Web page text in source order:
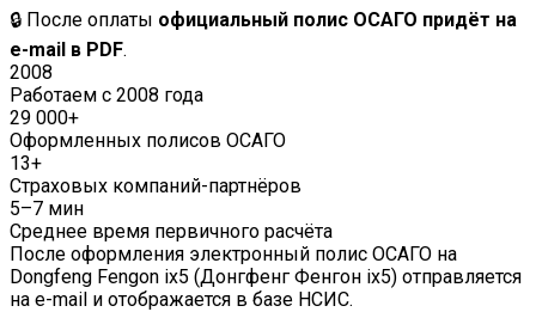
🔒 После оплаты официальный полис ОСАГО придёт на
e-mail в PDF.
2008
Работаем с 2008 года
29 000+
Оформленных полисов ОСАГО
13+
Страховых компаний-партнёров
5–7 мин
Среднее время первичного расчёта
После оформления электронный полис ОСАГО на
Dongfeng Fengon ix5 (Донгфенг Фенгон ix5) отправляется
на e-mail и отображается в базе НСИС.